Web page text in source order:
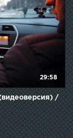
29:58
/